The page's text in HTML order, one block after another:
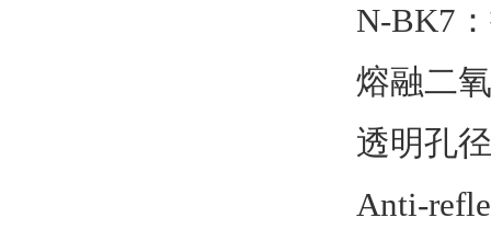
N-BK7
熔融二
透明孔
Anti-